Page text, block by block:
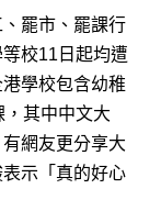
罷市、罷課行
校11日起均遭
學校包含幼稚
，其中中文大
網友更分享大
示「真的好心